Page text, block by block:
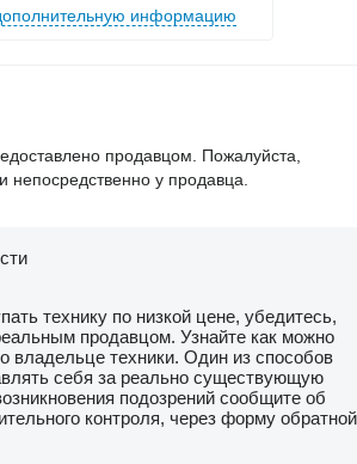
информацию
продавцом. Пожалуйста,
непосредственно у продавца.
технику по низкой цене, убедитесь,
продавцом. Узнайте как можно
техники. Один из способов
себя за реально существующую
подозрений сообщите об
контроля, через форму обратной